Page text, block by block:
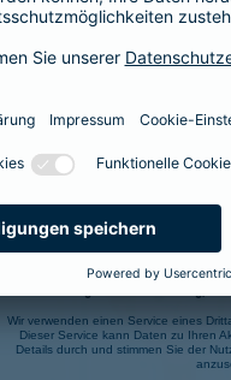
Wir verwenden einen Service eines
Dieser Service kann Daten zu Ihren
Details durch und stimmen Sie der